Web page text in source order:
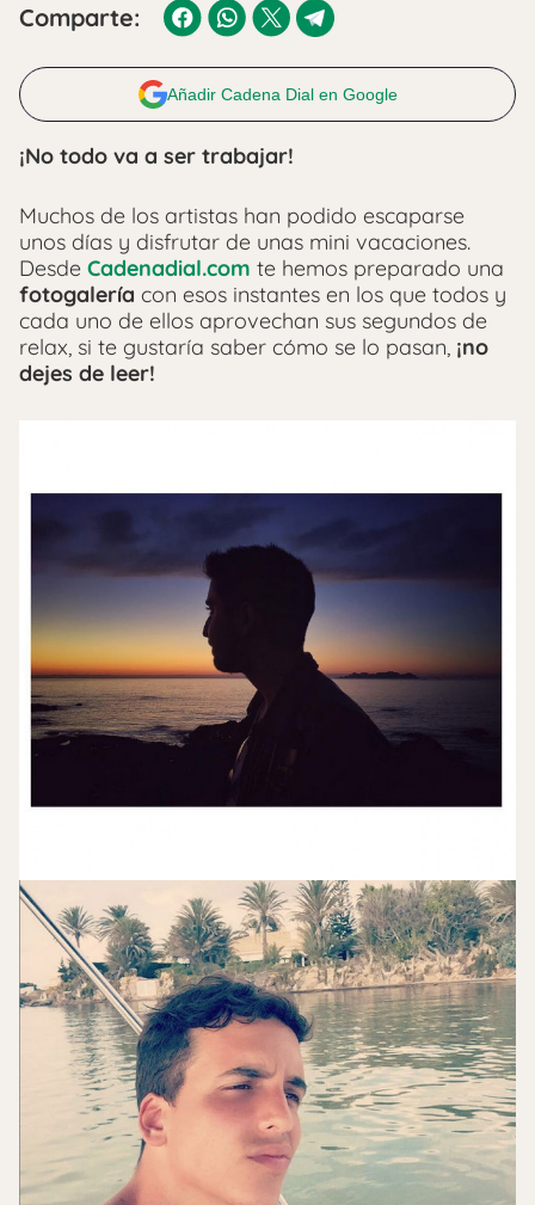
Comparte:
Añadir Cadena Dial en Google
¡No todo va a ser trabajar!
Muchos de los artistas han podido escaparse
unos días y disfrutar de unas mini vacaciones.
Desde Cadenadial.com te hemos preparado una
fotogalería con esos instantes en los que todos y
cada uno de ellos aprovechan sus segundos de
relax, si te gustaría saber cómo se lo pasan, ¡no
dejes de leer!